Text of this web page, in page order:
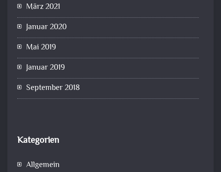
März 2021
Januar 2020
Mai 2019
Januar 2019
September 2018
Kategorien
Allgemein